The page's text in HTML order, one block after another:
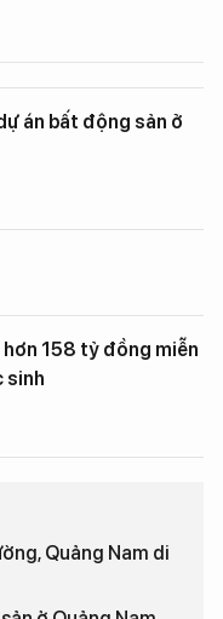
án bất động sản ở
hơn 158 tỷ đồng miễn
sinh
Quảng Nam di